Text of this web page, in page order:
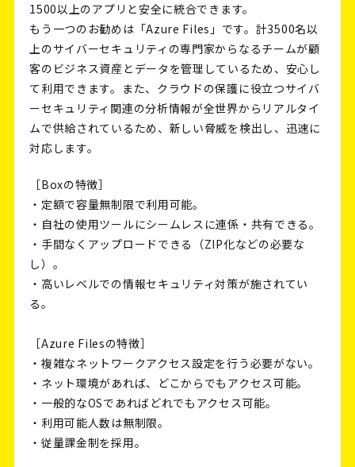
1500以上のアプリと安全に統合できます。
もう一つのお勧めは「Azure Files」です。計3500名以
上のサイバーセキュリティの専門家からなるチームが顧
客のビジネス資産とデータを管理しているため、安心し
て利用できます。また、クラウドの保護に役立つサイバ
ーセキュリティ関連の分析情報が全世界からリアルタイ
ムで供給されているため、新しい脅威を検出し、迅速に
対応します。
［Boxの特徴］
・定額で容量無制限で利用可能。
・自社の使用ツールにシームレスに連係・共有できる。
・手間なくアップロードできる（ZIP化などの必要な
し）。
・高いレベルでの情報セキュリティ対策が施されてい
る。
［Azure Filesの特徴］
・複雑なネットワークアクセス設定を行う必要がない。
・ネット環境があれば、どこからでもアクセス可能。
・一般的なOSであればどれでもアクセス可能。
・利用可能人数は無制限。
・従量課金制を採用。